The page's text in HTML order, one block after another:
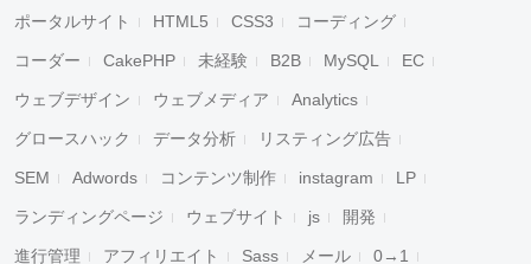
ポータルサイト HTML5 CSS3 コーディング
コーダー CakePHP 未経験 B2B MySQL EC
ウェブデザイン ウェブメディア Analytics
グロースハック データ分析 リスティング広告
SEM Adwords コンテンツ制作 instagram LP
ランディングページ ウェブサイト js 開発
進行管理 アフィリエイト Sass メール 0→1